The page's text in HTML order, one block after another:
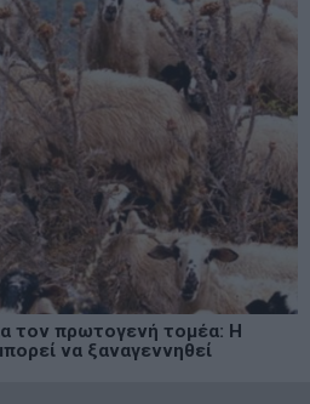
τον πρωτογενή τομέα: Η
να ξαναγεννηθεί